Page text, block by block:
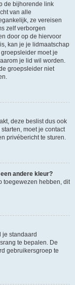
de bijhorende link
van alle
ze vereisen
zelf verborgen
door op de hiervoor
kan je je lidmaatschap
moet je
je lid wil worden.
groepsleider niet
deze beslist dus ook
moet je contact
privébericht te sturen.
andere kleur?
toegewezen hebben, dit
je standaard
te bepalen. De
gebruikersgroep te